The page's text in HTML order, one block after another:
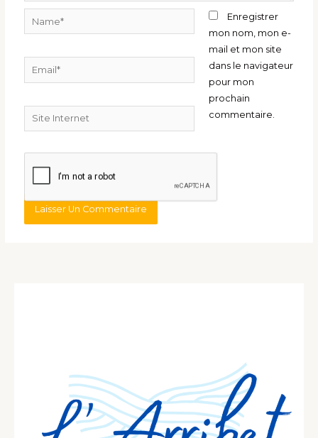
Email*
Site
Internet
Enregistrer
mon nom, mon e-
mail et mon site
dans le navigateur
pour mon
prochain
commentaire.